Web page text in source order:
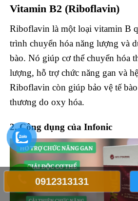
Vitamin B2 (Riboflavin)
Riboflavin là một loại vitamin B
trình chuyển hóa năng lượng và
bào. Nó giúp cơ thể chuyển hóa
lượng, hỗ trợ chức năng gan và
Riboflavin còn giúp bảo vệ tế
thương do oxy hóa.
2. Công dụng của Infonic
0912313131